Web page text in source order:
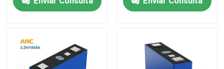
Control de Calidad
Contacto
almacenamientos de
energía Lifepo4